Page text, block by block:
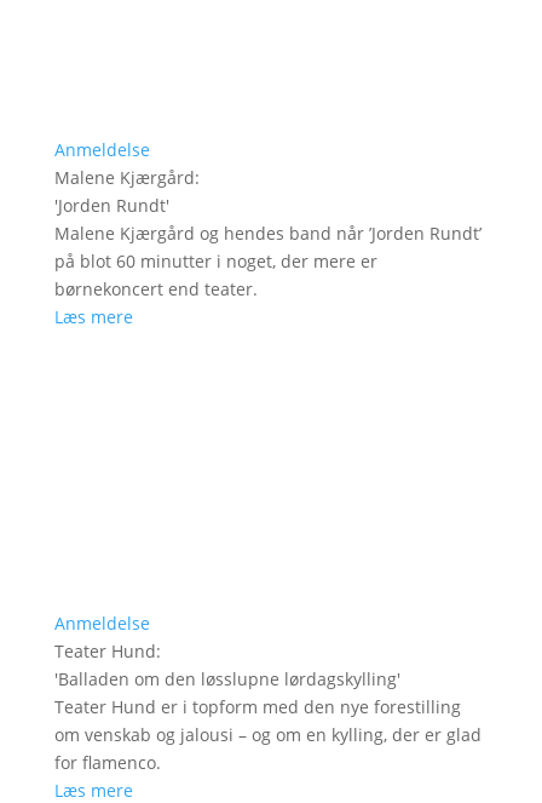
Anmeldelse
Malene Kjærgård:
'Jorden Rundt'
Malene Kjærgård og hendes band når ’Jorden Rundt’
på blot 60 minutter i noget, der mere er
børnekoncert end teater.
Læs mere
Anmeldelse
Teater Hund:
'Balladen om den løsslupne lørdagskylling'
Teater Hund er i topform med den nye forestilling
om venskab og jalousi – og om en kylling, der er glad
for flamenco.
Læs mere